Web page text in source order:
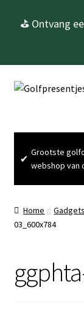
⛳ Ontvang
Ga
navigatie
Ga
inhoud
Golfcadeau’s
Gadgets
Sale
✔
Grootste
webshop van
Home Gadgets
03_600x784